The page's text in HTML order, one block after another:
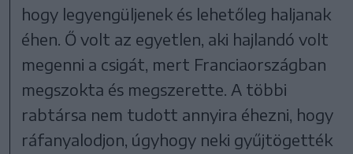
hogy legyengüljenek és lehetőleg haljanak
éhen. Ő volt az egyetlen, aki hajlandó volt
megenni a csigát, mert Franciaországban
megszokta és megszerette. A többi
rabtársa nem tudott annyira éhezni, hogy
ráfanyalodjon, úgyhogy neki gyűjtögették